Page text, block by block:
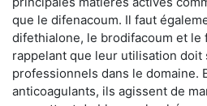
que le difenacoum. Il faut
difethialone, le brodifacoum et le
rappelant que leur utilisation doit
professionnels dans le domaine.
anticoagulants, ils agissent de